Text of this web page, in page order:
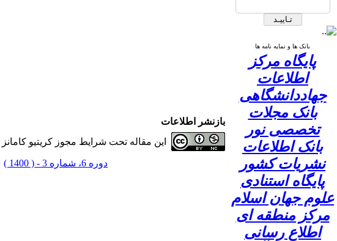
بانک ها و نمایه نامه ها
پایگاه مرکز
اطلاعات
جهاددانشگاهی
بانک مجلات
تخصصی نور
بانک اطلاعات
نشریات کشور
پایگاه استنادی
علوم جهان اسلام
مرکز منطقه ای
اطلاع رسانی
بازنشر اطلاعات
این مقاله تحت شرایط مجوز کریتیو کامانز
دوره 6، شماره 3 - ( 1400 )